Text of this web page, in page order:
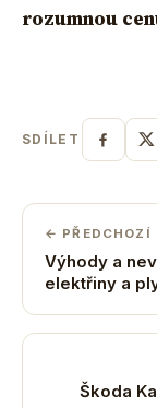
rozumnou
SDÍLET
← PŘEDCHOZÍ
Výhody a
elektřiny a
Škoda